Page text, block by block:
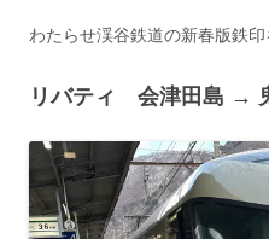
わたらせ渓谷鉄道の新春版鉄印
リバティ 会津田島 →